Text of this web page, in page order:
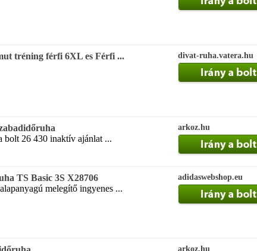
tréning férfi 6XL es Férfi ... divat-ruha.vatera.hu
bolt 26 430 inaktív ajánlat ...
arkoz.hu
TS Basic 3S X28706
melegítő ingyenes ...
adidaswebshop.eu
arkoz.hu